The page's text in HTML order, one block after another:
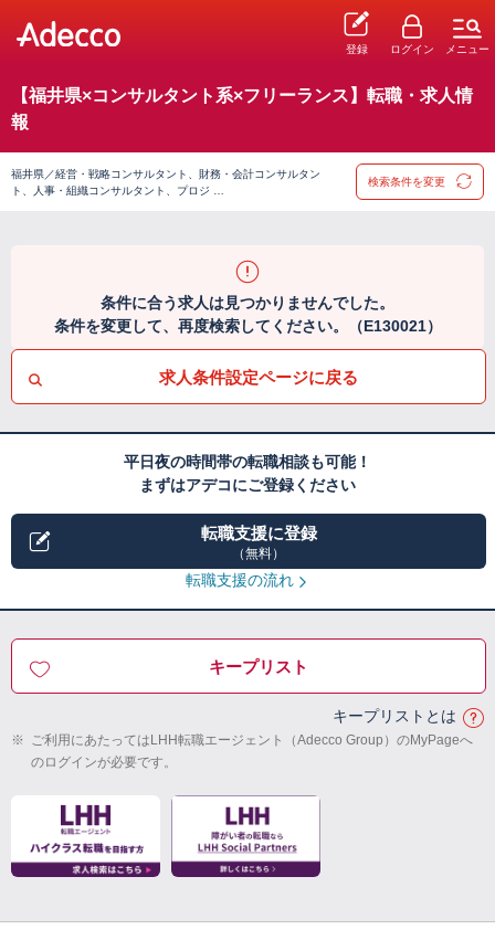
登録 ログイン メニュー
【福井県×コンサルタント系×フリーランス】転職・求人情
報
福井県／経営・戦略コンサルタント、財務・会計コンサルタン
ト、人事・組織コンサルタント、プロジ …
検索条件を変更
条件に合う求人は見つかりませんでした。
条件を変更して、再度検索してください。（E130021）
求人条件設定ページに戻る
平日夜の時間帯の転職相談も可能！
まずはアデコにご登録ください
転職支援に登録
（無料）
転職支援の流れ
キープリスト
キープリストとは
※ ご利用にあたってはLHH転職エージェント（Adecco Group）のMyPageへ
のログインが必要です。